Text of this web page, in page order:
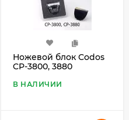
Ножевой блок Codos
CP-3800, 3880
В НАЛИЧИИ